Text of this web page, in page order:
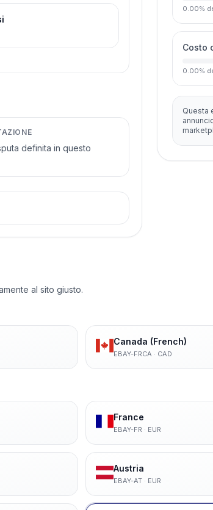
definita in questo
0.00%
Costo
0.00%
Questa
al sito giusto.
Canada (French)
EBAY-FRCA · CAD
France
EBAY-FR · EUR
Austria
EBAY-AT· EUR